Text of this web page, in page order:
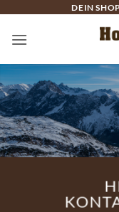
contenuti
DEIN